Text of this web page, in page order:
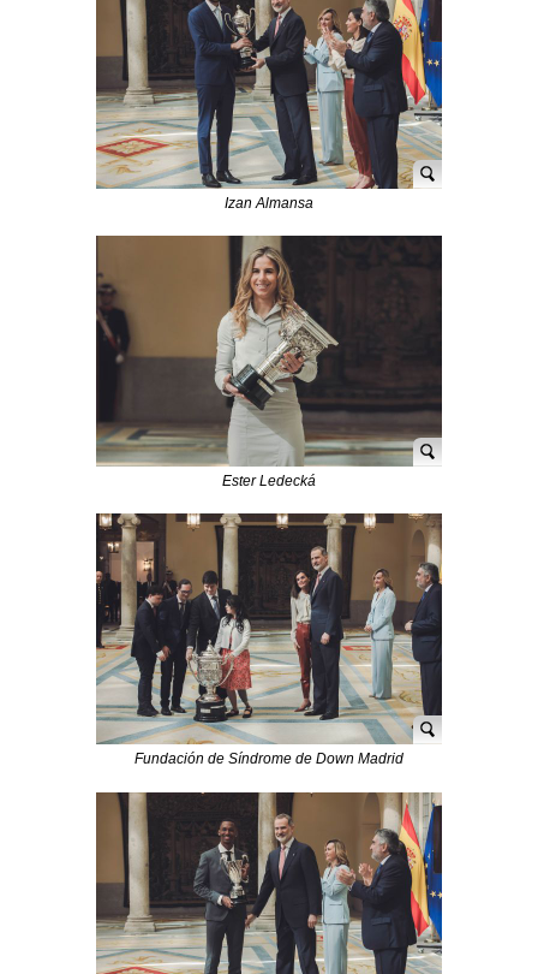
Izan Almansa
Ester Ledecká
Fundación de Síndrome de Down Madrid